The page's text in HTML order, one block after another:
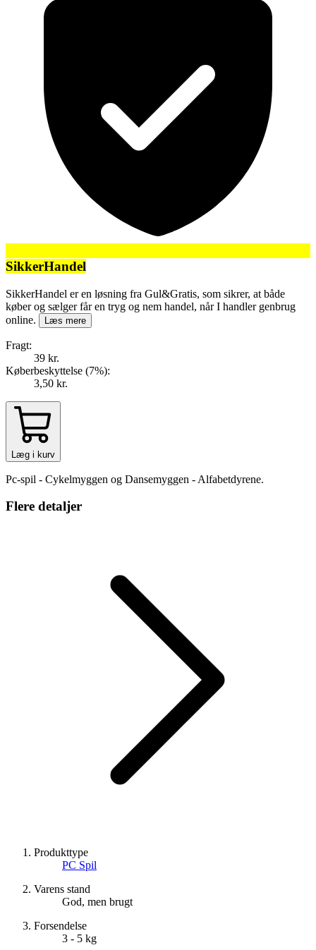
SikkerHandel
SikkerHandel er en løsning fra Gul&Gratis, som sikrer, at både
køber og sælger får en tryg og nem handel, når I handler genbrug
online.
Læs mere
Fragt:
39 kr.
Køberbeskyttelse (7%):
3,50 kr.
Læg i kurv
Pc-spil - Cykelmyggen og Dansemyggen - Alfabetdyrene.
Flere detaljer
Produkttype
PC Spil
Varens stand
God, men brugt
Forsendelse
3 - 5 kg